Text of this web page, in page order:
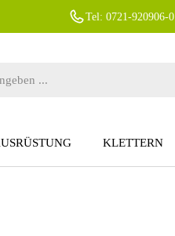
Tel: 0721-920906-0
KLETTERN